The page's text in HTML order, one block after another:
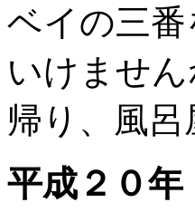
ベイの三
いけません
帰り、風
平成２０